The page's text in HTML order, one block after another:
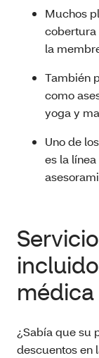
Muchos
cobertura
la
También
como
yoga y
Uno de
es la
¿Sabía que su
descuentos en